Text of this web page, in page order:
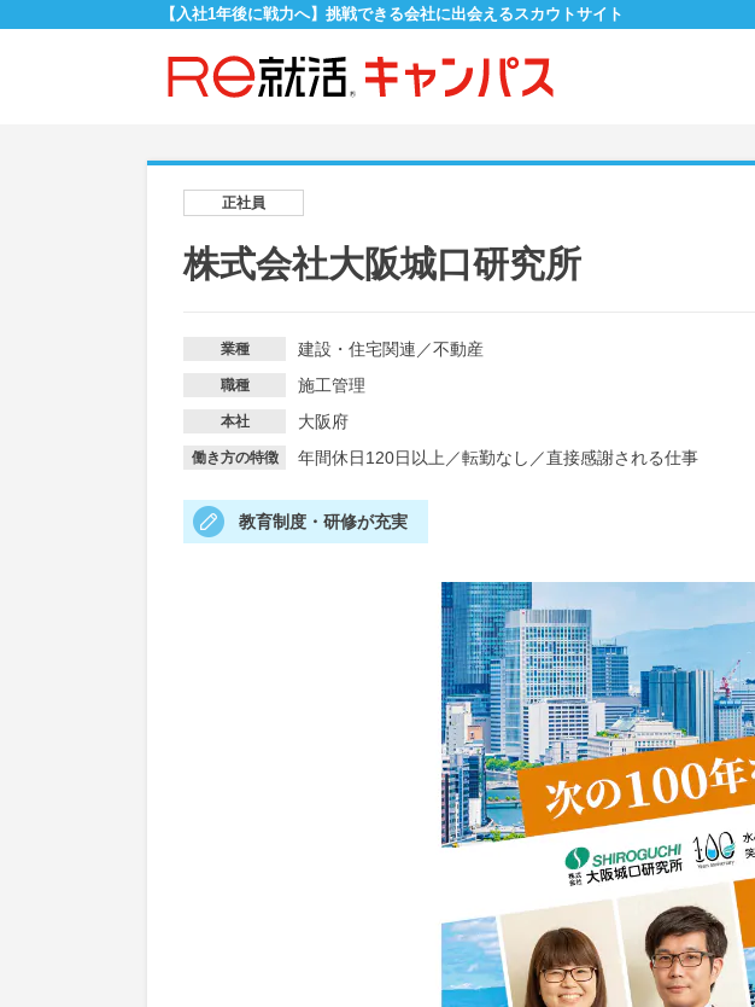
【入社1年後に戦力へ】挑戦できる会社に出会えるスカウトサイト
正社員
株式会社大阪城口研究所
業種 建設・住宅関連 ／不動産
職種 施工管理
本社 大阪府
働き方の特徴 年間休日120日以上 ／転勤なし ／直接感謝される仕事
教育制度・研修が充実